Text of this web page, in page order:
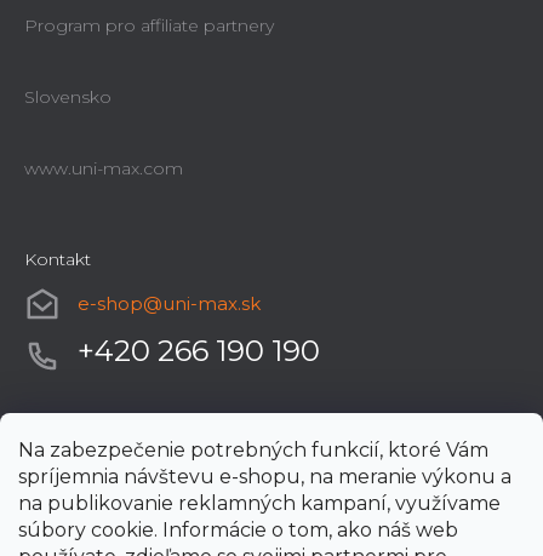
Na zabezpečenie potrebných funkcií, ktoré Vám
spríjemnia návštevu e-shopu, na meranie výkonu a
na publikovanie reklamných kampaní, využívame
súbory cookie. Informácie o tom, ako náš web
Program pro affiliate partnery
Slovensko
www.uni-max.com
Kontakt
e-shop@uni-max.sk
+420 266 190 190